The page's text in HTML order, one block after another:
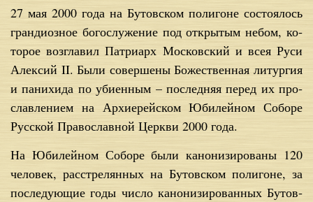
27 мая 2000 го­да на Бу­тов­ском по­ли­гоне со­сто­я­лось
гран­ди­оз­ное бо­го­слу­же­ние под от­кры­тым небом, ко­
то­рое воз­гла­вил Пат­ри­арх Мос­ков­ский и всея Ру­си
Алек­сий II. Бы­ли со­вер­ше­ны Бо­же­ствен­ная ли­тур­гия
и па­ни­хи­да по уби­ен­ным – по­след­няя пе­ред их про­
слав­ле­ни­ем на Ар­хи­ерей­ском Юби­лей­ном Со­бо­ре
Рус­ской Пра­во­слав­ной Церк­ви 2000 го­да.
На Юби­лей­ном Со­бо­ре бы­ли ка­но­ни­зи­ро­ва­ны 120
че­ло­век, рас­стре­лян­ных на Бу­тов­ском по­ли­гоне, за
по­сле­ду­ю­щие го­ды чис­ло ка­но­ни­зи­ро­ван­ных Бу­тов­